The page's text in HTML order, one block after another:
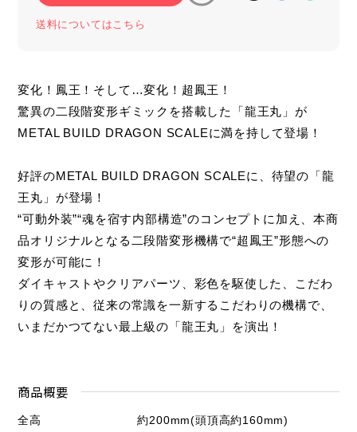
送料についてはこちら
変化！鳳王！そして…変化！超鳳王！
驚異の二段階変形ギミックを搭載した「龍王丸」が
METAL BUILD DRAGON SCALEに満を持して登場！
好評のMETAL BUILD DRAGON SCALEに、待望の「龍
王丸」が登場！
“可動外装”“魂を宿す内部構造”のコンセプトに加え、本商
品オリジナルとなる二段階変形機構で“超鳳王”形態への
変形が可能に！
ダイキャストやクリアパーツ、彩色を駆使した、こだわ
りの質感と、従来の常識を一新するこだわりの機構で、
いまだかつてない最上級の「龍王丸」を演出！
商品概要
全高
約200mm(頭頂高約160mm)